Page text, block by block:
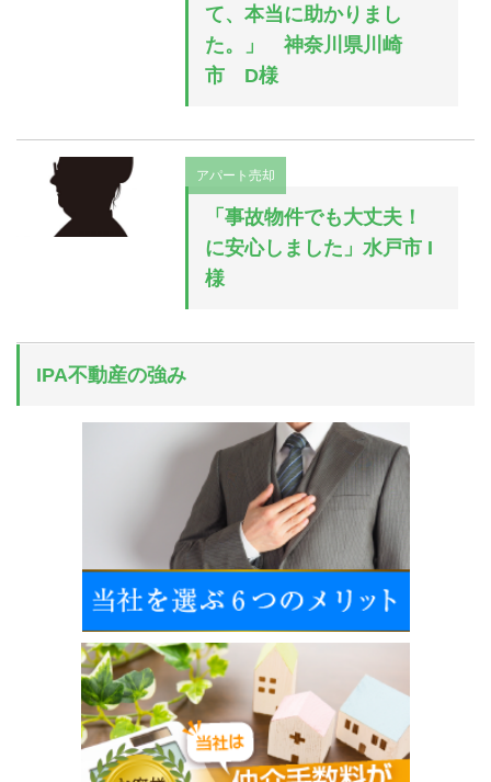
て、本当に助かりまし
た。」 神奈川県川崎
市 D様
アパート売却
「事故物件でも大丈夫！
に安心しました」水戸市 I
様
IPA不動産の強み